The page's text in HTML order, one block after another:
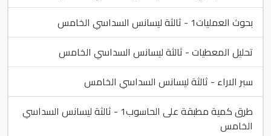
بحوث العمليات1 - ثالثة ليسانس السداسي الخامس
تحليل المعطيات - ثالثة ليسانس السداسي الخامس
سبر الاراء - ثالثة ليسانس السداسي الخامس
طرق كمية مطبقة على الحاسوب1 - ثالثة ليسانس السداسي
الخامس